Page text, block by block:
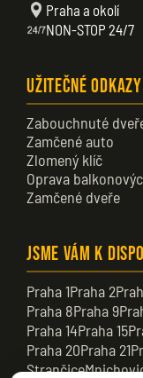
Praha a okolí
NON-STOP 24/7
Užitečné odkazy
Zabouchnuté
Zamčené auto
Zlomený klíč
Oprava
Zamčené dveře
Jsme vám k
Praha 1Praha 2
Praha 8Praha 9
Praha 14Praha 15
Praha 20Praha 21
Strančice